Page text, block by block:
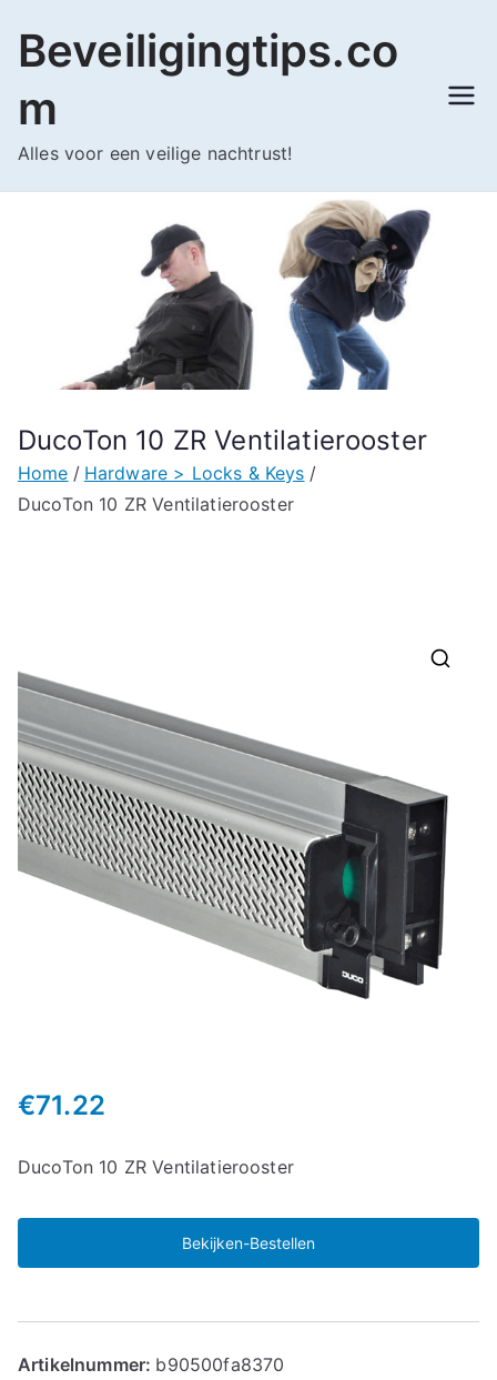
naar
inhoud
Beveiligingtips.co
m
Alles voor een veilige nachtrust!
DucoTon 10 ZR Ventilatierooster
Home
Hardware > Locks & Keys
DucoTon 10 ZR Ventilatierooster
€71.22
DucoTon 10 ZR Ventilatierooster
Bekijken-Bestellen
Artikelnummer: b90500fa8370